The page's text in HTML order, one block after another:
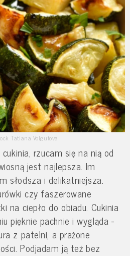
Tatiana Volgutova
rzucam się na nią od
jest najlepsza. Im
słodsza i delikatniejsza.
czy faszerowane
na ciepło do obiadu. Cukinia
pięknie pachnie i wygląda -
z patelni, a prażone
Podjadam ją też bez